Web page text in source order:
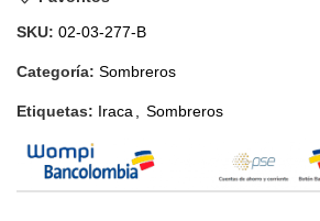
SKU: 02-03-277-B
Categoría: Sombreros
Etiquetas: Iraca Sombreros